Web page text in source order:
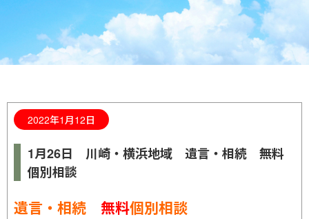
2022年1月12日
1月26日 川崎・横浜地域 遺言・相続 無料
個別相談
遺言・相続 無料個別相談